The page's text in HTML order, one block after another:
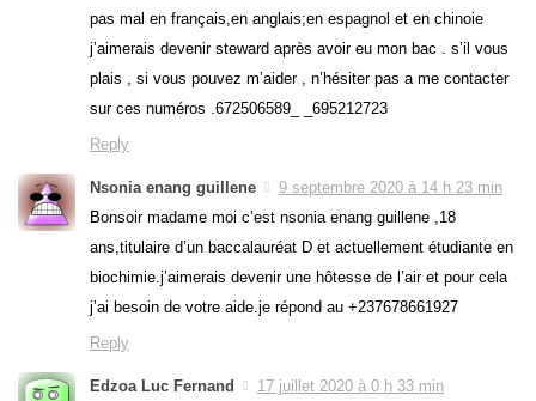
pas mal en français,en anglais;en espagnol et en chinoie
j’aimerais devenir steward après avoir eu mon bac . s’il vous
plais , si vous pouvez m’aider , n’hésiter pas a me contacter
sur ces numéros .672506589_ _695212723
Reply
Nsonia enang guillene
9 septembre 2020 à 14 h 23 min
Bonsoir madame moi c’est nsonia enang guillene ,18
ans,titulaire d’un baccalauréat D et actuellement étudiante en
biochimie.j’aimerais devenir une hôtesse de l’air et pour cela
j’ai besoin de votre aide.je répond au +237678661927
Reply
Edzoa Luc Fernand
17 juillet 2020 à 0 h 33 min